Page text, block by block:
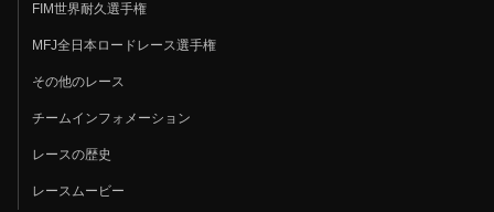
FIM世界耐久選手権
MFJ全日本ロードレース選手権
その他のレース
チームインフォメーション
レースの歴史
レースムービー